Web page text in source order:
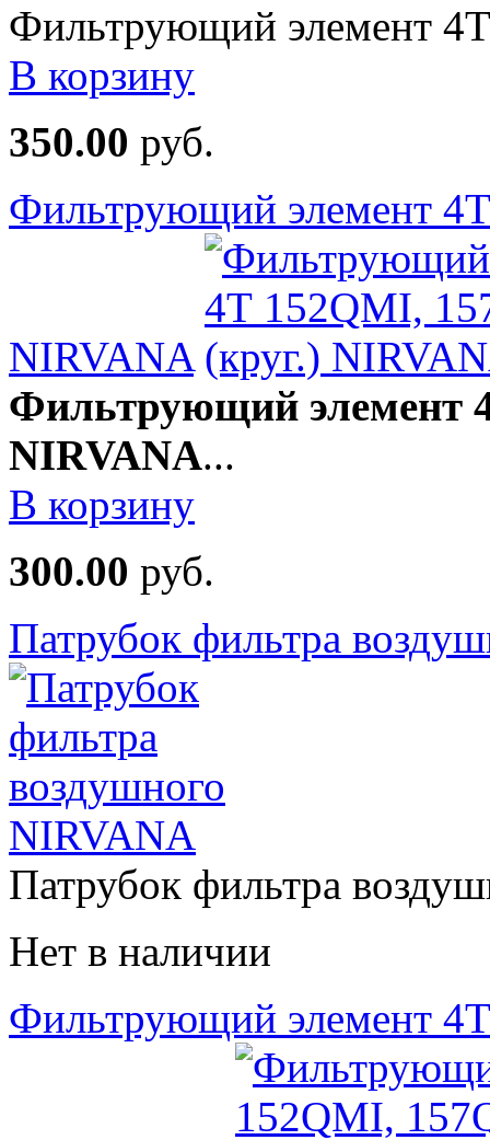
Фильтрующий элемент
В корзину
350.00 руб.
Фильтрующий элемент
NIRVANA
Фильтрующий элемент
NIRVANA...
В корзину
300.00 руб.
Патрубок фильтра
Патрубок фильтра
Нет в наличии
Фильтрующий элемент